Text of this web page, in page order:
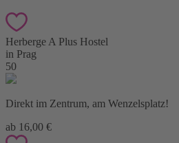
Herberge A Plus Hostel
in Prag
50
Direkt im Zentrum, am Wenzelsplatz!
ab 16,00 €